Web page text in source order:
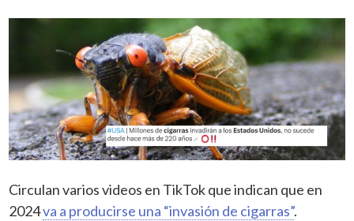
Circulan varios videos en TikTok que indican que en
2024va a producirse una “invasión de cigarras”.